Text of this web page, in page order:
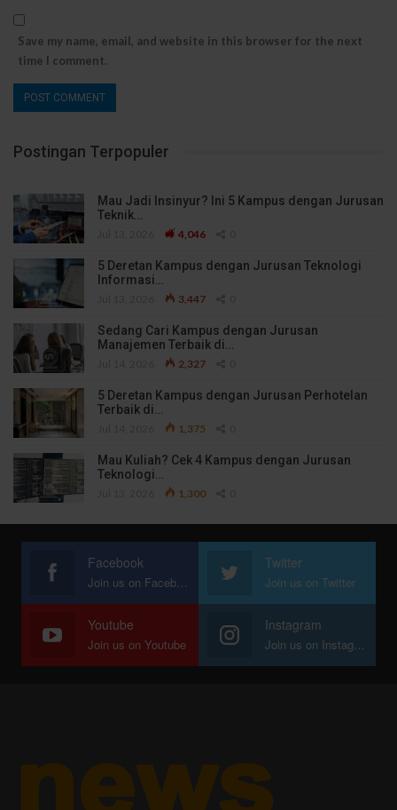
Save my name, email, and website in this browser for the next
time I comment.
Postingan Terpopuler
Mau Jadi Insinyur? Ini 5 Kampus dengan Jurusan
Teknik…
4,046
5 Deretan Kampus dengan Jurusan Teknologi
Informasi…
3,447
Sedang Cari Kampus dengan Jurusan
Manajemen Terbaik di…
2,327
5 Deretan Kampus dengan Jurusan Perhotelan
Terbaik di…
1,375
Mau Kuliah? Cek 4 Kampus dengan Jurusan
Teknologi…
1,300
Facebook
Join us on Facebook
Twitter
Join us on Twitter
Youtube
Join us on Youtube
Instagram
Join us on Instagram